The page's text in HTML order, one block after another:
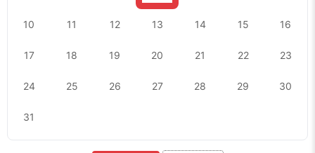
10 11 12 13 14 15 16
17 18 19 20 21 22 23
24 25 26 27 28 29 30
31